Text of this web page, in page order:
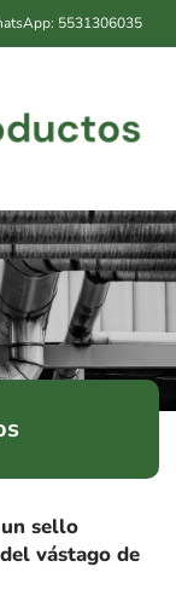
5531306035
sello
vástago de